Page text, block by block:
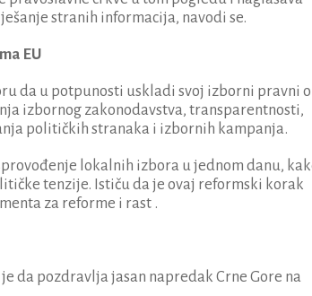
stranih informacija, navodi se.
EU
da u potpunosti uskladi svoj izborni pravni
izbornog zakonodavstva, transparentnosti,
političkih stranaka i izbornih kampanja.
lokalnih izbora u jednom danu,
tenzije. Ističu da je ovaj reformski korak
za reforme i rast .
da pozdravlja jasan napredak Crne Gore na